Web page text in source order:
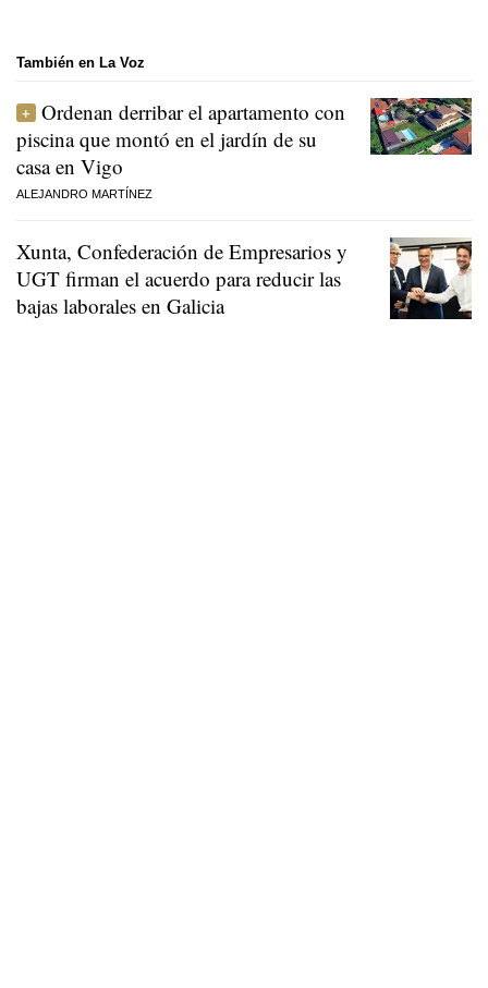
También en La Voz
Ordenan derribar el apartamento con
piscina que montó en el jardín de su
casa en Vigo
ALEJANDRO MARTÍNEZ
Xunta, Confederación de Empresarios y
UGT firman el acuerdo para reducir las
bajas laborales en Galicia